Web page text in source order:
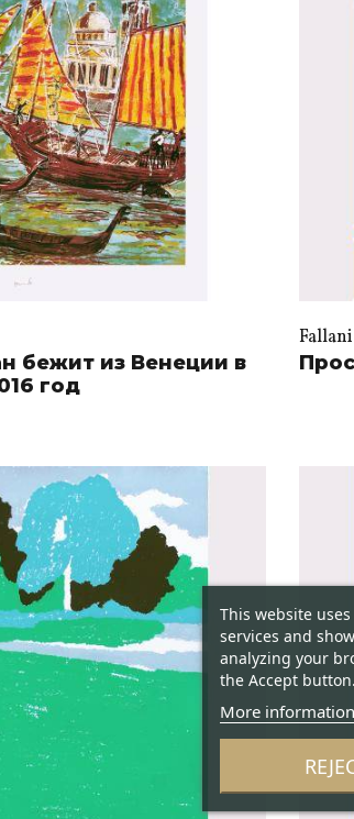
бежит из Венеции в
год
Fallani
This website
services and
analyzing your
the Accept button.
More information